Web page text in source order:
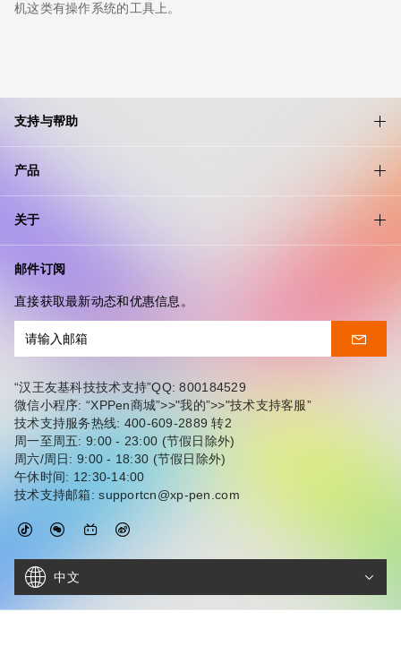
机这类有操作系统的工具上。
支持与帮助
产品
关于
邮件订阅
直接获取最新动态和优惠信息。
“汉王友基科技技术支持”QQ: 800184529
微信小程序: “XPPen商城”>>"我的”>>"技术支持客服”
技术支持服务热线: 400-609-2889 转2
周一至周五: 9:00 - 23:00 (节假日除外)
周六/周日: 9:00 - 18:30 (节假日除外)
午休时间: 12:30-14:00
技术支持邮箱: supportcn@xp-pen.com
中文